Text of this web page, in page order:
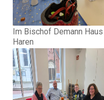
Im Bischof Demann Haus
Haren